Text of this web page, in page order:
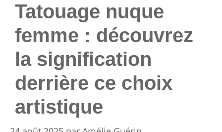
Tatouage nuque
femme : découvrez
la signification
derrière ce choix
artistique